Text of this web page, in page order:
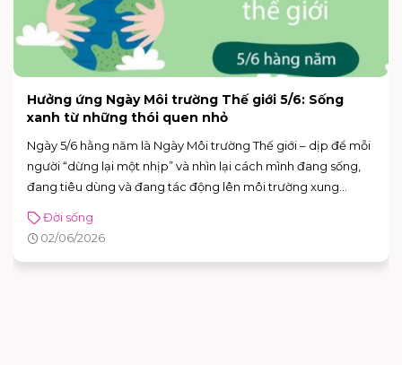
Hưởng ứng Ngày Môi trường Thế giới 5/6: Sống
xanh từ những thói quen nhỏ
Ngày 5/6 hằng năm là Ngày Môi trường Thế giới – dịp để mỗi
người “dừng lại một nhịp” và nhìn lại cách mình đang sống,
đang tiêu dùng và đang tác động lên môi trường xung
đến hành động vì khí hậu, với sự kiện toàn cầu được tổ chức
tại Azerbaijan.
Đời sống
02/06/2026